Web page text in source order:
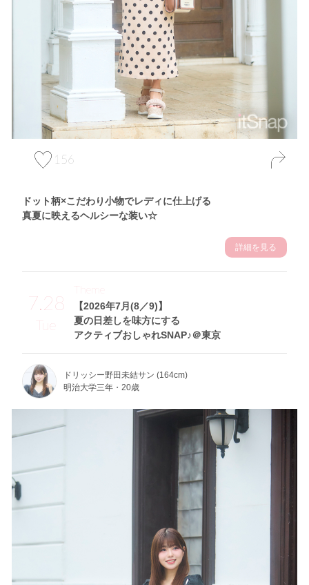
156
ドット柄×こだわり小物でレディに仕上げる
真夏に映えるヘルシーな装い☆
詳細を見る
7.28
Tue
【2026年7月(8／9)】
夏の日差しを味方にする
アクティブおしゃれSNAP♪＠東京
Theme
ドリッシー野田未結サン (164cm)
明治大学三年・20歳